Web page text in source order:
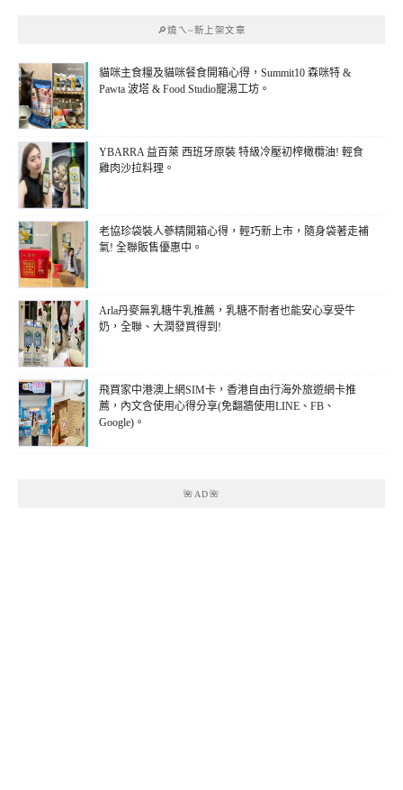
🔎燒ㄟ~新上架文章
貓咪主食糧及貓咪餐食開箱心得，Summit10 森咪特 &
Pawta 波塔 & Food Studio寵湯工坊。
YBARRA 益百萊 西班牙原裝 特級冷壓初榨橄欖油! 輕食
雞肉沙拉料理。
老協珍袋裝人蔘精開箱心得，輕巧新上市，隨身袋著走補
氣! 全聯販售優惠中。
Arla丹麥無乳糖牛乳推薦，乳糖不耐者也能安心享受牛
奶，全聯、大潤發買得到!
飛買家中港澳上網SIM卡，香港自由行海外旅遊網卡推
薦，內文含使用心得分享(免翻牆使用LINE、FB、
Google)。
🌺AD🌺